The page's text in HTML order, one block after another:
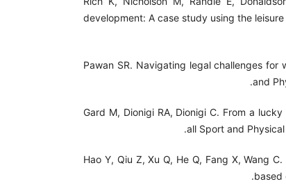
development: A case study using the
Pawan SR. Navigating legal challenges for
and
Gard M, Dionigi RA, Dionigi C. From a
all Sport and
Hao Y, Qiu Z, Xu Q, He Q, Fang X, Wang
based